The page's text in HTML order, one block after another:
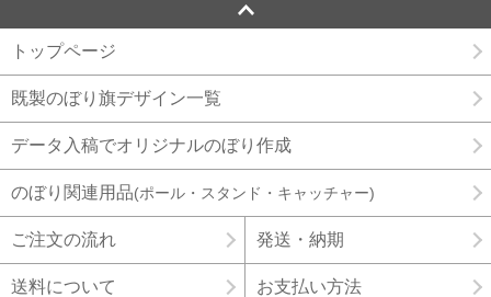
トップページ
既製のぼり旗デザイン一覧
データ入稿でオリジナルのぼり作成
のぼり関連用品(ポール・スタンド・キャッチャー)
ご注文の流れ 発送・納期
送料について お支払い方法